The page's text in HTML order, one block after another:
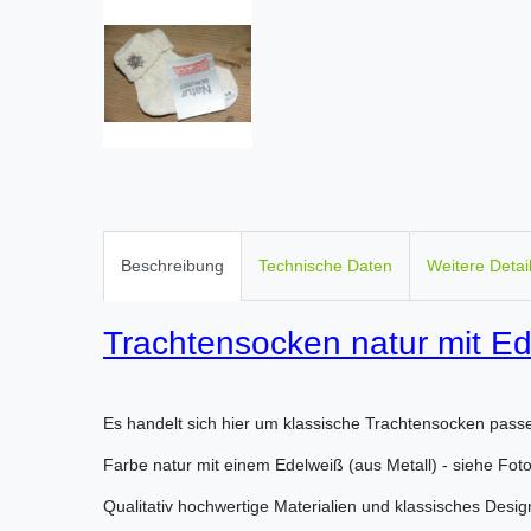
Beschreibung Technische Daten Weitere
Trachtensocken natur mit
Es handelt sich hier um klassische Trachtensocken
Farbe natur mit einem Edelweiß (aus Metall) - siehe Foto
Qualitativ hochwertige Materialien und klassisches